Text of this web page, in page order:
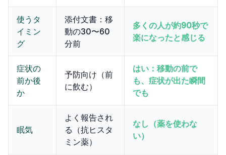
使うタ
イミン
グ
添付文書：移
動の30〜60
分前
多くの人が約90秒で
楽になったと感じる
症状の
前か後
か
予防向け（前
に飲む）
はい：移動の前で
も、症状が出た瞬間
でも
眠気
よく報告され
る（抗ヒスタ
ミン薬）
なし（薬を使わな
い）